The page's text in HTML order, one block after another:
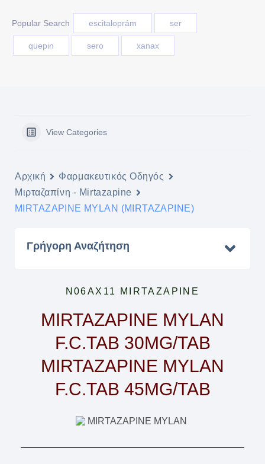
Popular Search escitaloprám ser
quepin sero xanax
View Categories
Αρχική
Φαρμακευτικός Οδηγός
Μιρταζαπίνη - Mirtazapine
MIRTAZAPINE MYLAN (MIRTAZAPINE)
Γρήγορη Αναζήτηση
N06AX11 MIRTAZAPINE
MIRTAZAPINE MYLAN
F.C.TAB 30MG/TAB
MIRTAZAPINE MYLAN
F.C.TAB 45MG/TAB